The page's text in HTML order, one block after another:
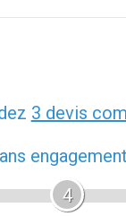
3 devis
4